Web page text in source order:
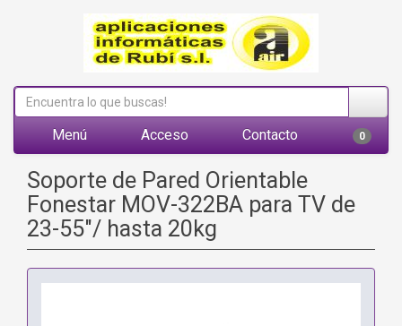
Menú Acceso Contacto 0
Soporte de Pared Orientable
Fonestar MOV-322BA para TV de
23-55"/ hasta 20kg